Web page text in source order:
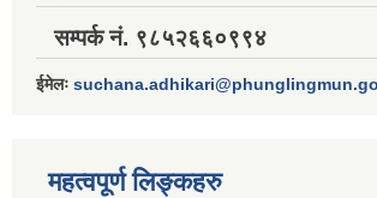
सम्पर्क नं. ९८५२६६०९९४
ईमेलः
महत्वपूर्ण लिङ्कहरु